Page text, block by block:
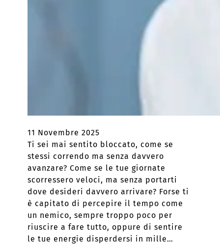
11 Novembre 2025
Ti sei mai sentito bloccato, come se
stessi correndo ma senza davvero
avanzare? Come se le tue giornate
scorressero veloci, ma senza portarti
dove desideri davvero arrivare? Forse ti
è capitato di percepire il tempo come
un nemico, sempre troppo poco per
riuscire a fare tutto, oppure di sentire
le tue energie disperdersi in mille…